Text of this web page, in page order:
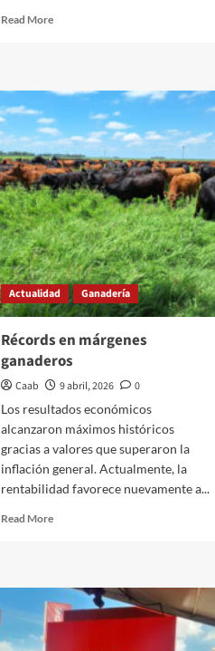
Read MoreRead
hongo
maicero
Actualidad Ganadería
Récords en márgenes
ganaderos
Caab 9 abril, 2026
0
Los resultados económicos
alcanzaron máximos históricos
gracias a valores que superaron la
inflación general. Actualmente, la
rentabilidad favorece nuevamente a...
Read MoreRead
en
márgenes
ganaderos